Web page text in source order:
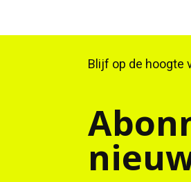
Blijf op de hoogte